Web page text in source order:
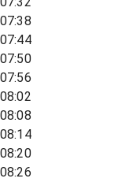
07:38
07:44
07:50
07:56
08:02
08:08
08:14
08:20
08:26